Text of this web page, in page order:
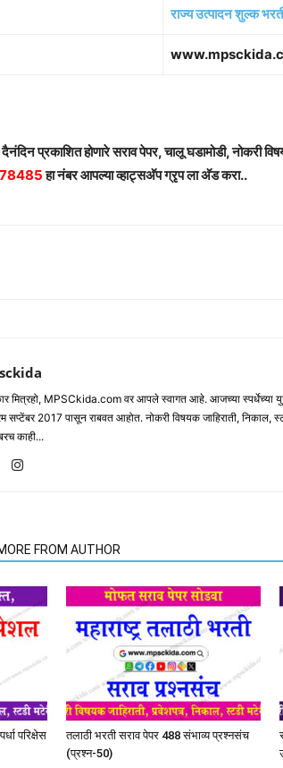
राज्य उत्पादन शुल्क
प्रकाशित होणारे सराव पेपर, चालू घडामोडी, नोकरी
हा नंबर आपल्या व्हाट्सअ‍ॅप ग्रृप ला अ‍ॅड करा..
मित्रहो, MPSCkida.com वर आपले स्वागत आहे. आजच्या स्पर्धेच्या
सप्टेंबर 2017 पासून राबवत आहोत. नोकरी विषयक जाहिराती, निकाल,
काही...
FROM AUTHOR
परिक्षेस
तलाठी भरती सराव पेपर 488 संभाव्य प्रश्नसंच
(प्रश्न-50)